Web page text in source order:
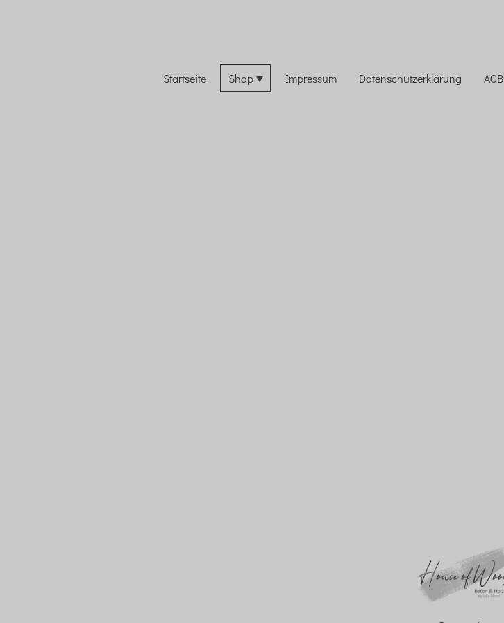
Startseite Shop Impressum Datenschutzerklärung AGB